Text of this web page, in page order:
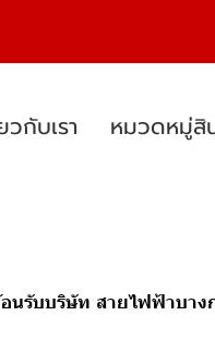
วกับเรา หมวดหมู่สิ
นรับบริษัท สายไฟฟ้าบาง